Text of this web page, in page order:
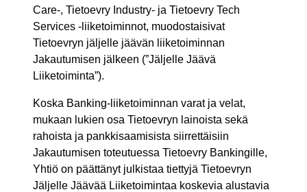
Care-, Tietoevry Industry- ja Tietoevry Tech
Services -liiketoiminnot, muodostaisivat
Tietoevryn jäljelle jäävän liiketoiminnan
Jakautumisen jälkeen (”Jäljelle Jäävä
Liiketoiminta”).
Koska Banking-liiketoiminnan varat ja velat,
mukaan lukien osa Tietoevryn lainoista sekä
rahoista ja pankkisaamisista siirrettäisiin
Jakautumisen toteutuessa Tietoevry Bankingille,
Yhtiö on päättänyt julkistaa tiettyjä Tietoevryn
Jäljelle Jäävää Liiketoimintaa koskevia alustavia